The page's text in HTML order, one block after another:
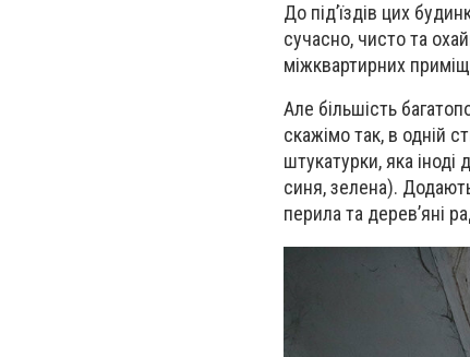
До під’їздів цих
сучасно, чисто та
міжквартирних
Але більшість
скажімо так, в одній
штукатурки, яка
синя, зелена).
перила та дерев’яні